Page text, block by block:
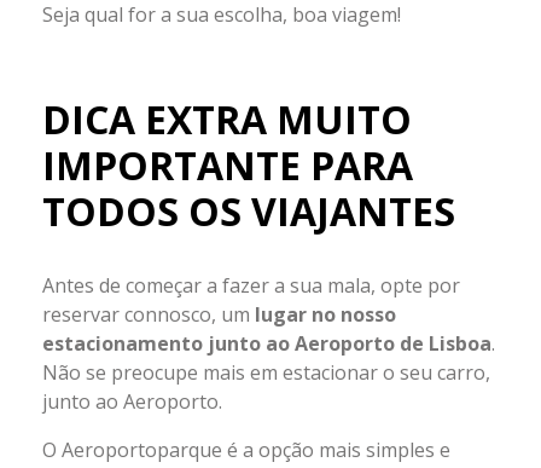
Seja qual for a sua escolha, boa viagem!
DICA EXTRA MUITO
IMPORTANTE PARA
TODOS OS VIAJANTES
Antes de começar a fazer a sua mala, opte por
reservar connosco, um lugar no nosso
estacionamento junto ao Aeroporto de Lisboa.
Não se preocupe mais em estacionar o seu carro,
junto ao Aeroporto.
O Aeroportoparque é a opção mais simples e